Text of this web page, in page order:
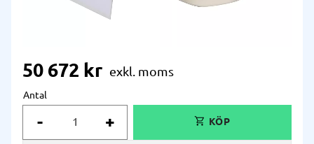
50 672 kr
Antal
+
-